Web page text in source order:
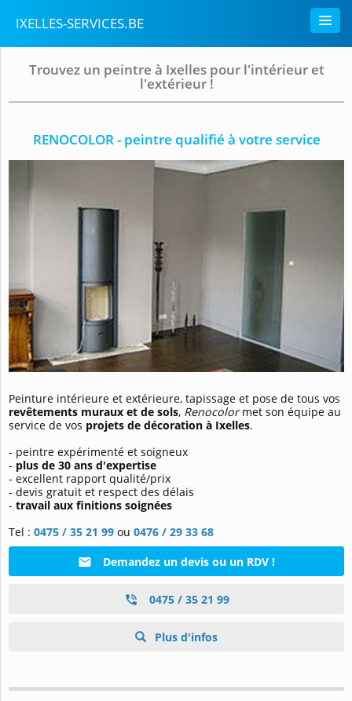
IXELLES-SERVICES.BE
Trouvez un peintre à Ixelles pour l'intérieur et
l'extérieur !
RENOCOLOR - peintre qualifié à votre service
Peinture intérieure et extérieure, tapissage et pose de tous vos
revêtements muraux et de sols, Renocolormet son équipe au
service de vos projets de décoration à Ixelles.
- peintre expérimenté et soigneux
- plus de 30 ans d'expertise
- excellent rapport qualité/prix
- devis gratuit et respect des délais
- travail aux finitions soignées
Tel : 0475 / 35 21 99 ou 0476 / 29 33 68
Demandez un devis ou un RDV !
0475 / 35 21 99
Plus d'infos